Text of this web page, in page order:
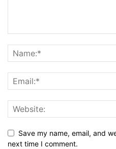
Save my name, email, and
next time I comment.